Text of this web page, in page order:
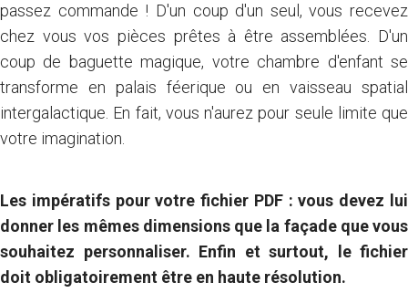
passez commande ! D'un coup d'un seul, vous recevez
chez vous vos pièces prêtes à être assemblées. D'un
coup de baguette magique, votre chambre d'enfant se
transforme en palais féerique ou en vaisseau spatial
intergalactique. En fait, vous n'aurez pour seule limite que
votre imagination.
Les impératifs pour votre fichier PDF : vous devez lui
donner les mêmes dimensions que la façade que vous
souhaitez personnaliser. Enfin et surtout, le fichier
doit obligatoirement être en haute résolution.